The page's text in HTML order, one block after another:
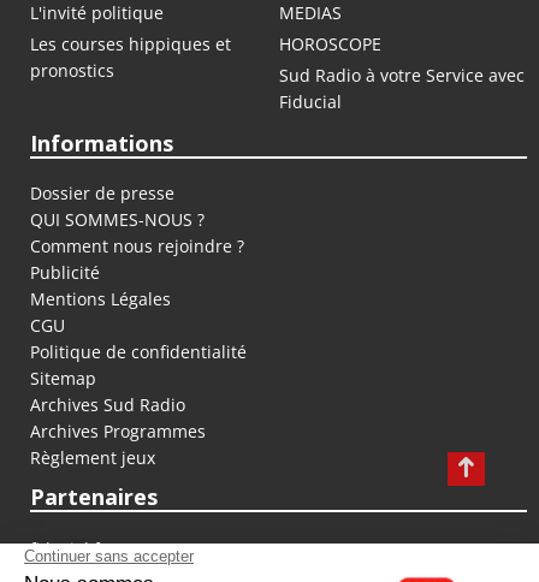
L'invité politique
MEDIAS
Les courses hippiques et
pronostics
HOROSCOPE
Sud Radio à votre Service avec
Fiducial
Informations
Dossier de presse
QUI SOMMES-NOUS ?
Comment nous rejoindre ?
Publicité
Mentions Légales
CGU
Politique de confidentialité
Sitemap
Archives Sud Radio
Archives Programmes
Règlement jeux
Partenaires
fiducial.fr